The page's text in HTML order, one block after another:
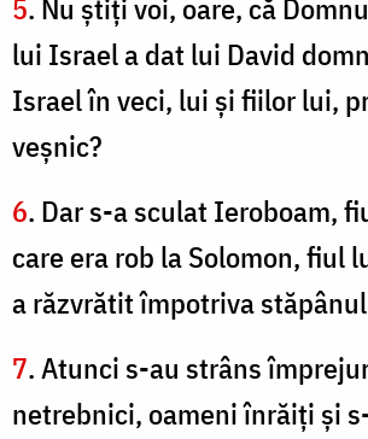
5. Nu ştiţi voi, oare, că
lui Israel a dat lui David
Israel în veci, lui şi fiilor lui,
veşnic?
6. Dar s-a sculat Ieroboam,
care era rob la Solomon, fiul
a răzvrătit împotriva
7. Atunci s-au strâns
netrebnici, oameni înrăiţi şi